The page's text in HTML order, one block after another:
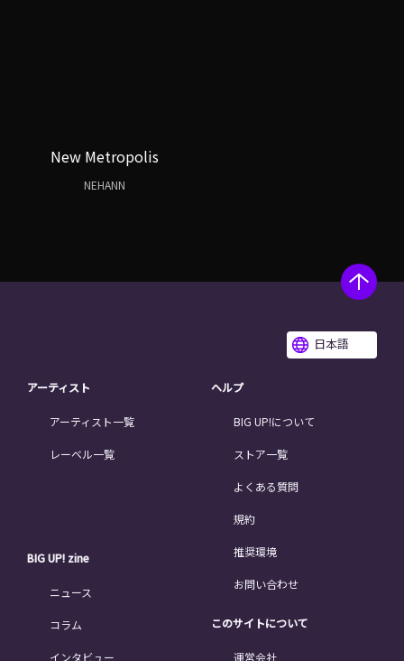
New Metropolis
NEHANN
日本語
アーティスト
アーティスト一覧
レーベル一覧
BIG UP! zine
ニュース
コラム
インタビュー
ヘルプ
BIG UP!について
ストア一覧
よくある質問
規約
推奨環境
お問い合わせ
このサイトについて
運営会社